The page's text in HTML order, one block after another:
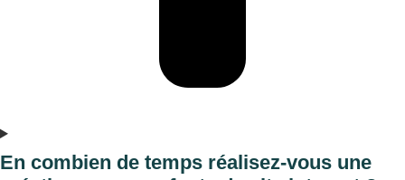
En combien de temps réalisez-vous une